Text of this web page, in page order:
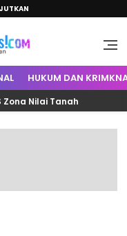
HUKUM DAN
Tanah